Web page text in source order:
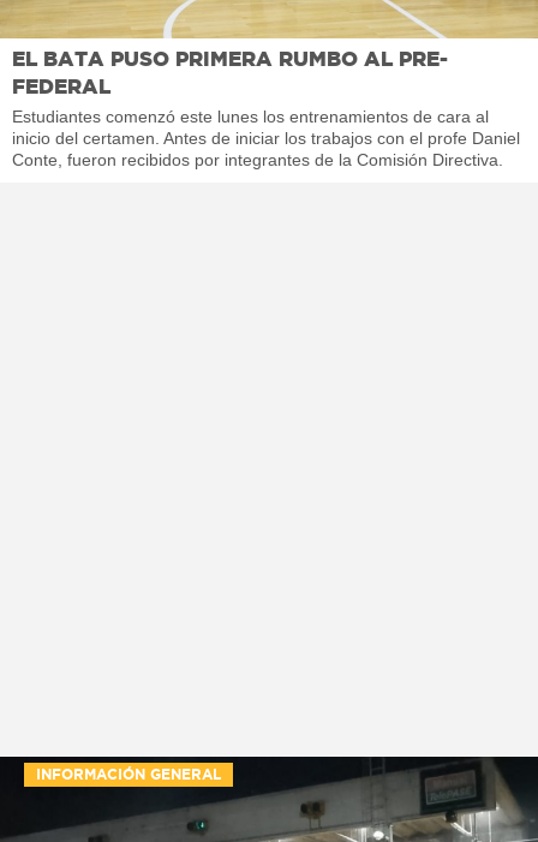
EL BATA PUSO PRIMERA RUMBO AL PRE-
FEDERAL
Estudiantes comenzó este lunes los entrenamientos de cara al
inicio del certamen. Antes de iniciar los trabajos con el profe Daniel
Conte, fueron recibidos por integrantes de la Comisión Directiva.
INFORMACIÓN GENERAL